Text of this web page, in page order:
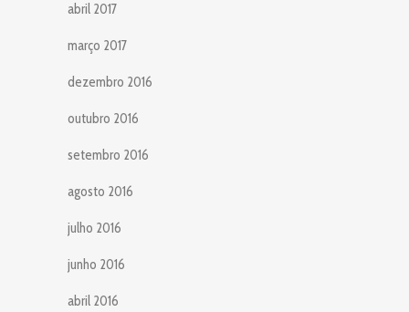
abril 2017
março 2017
dezembro 2016
outubro 2016
setembro 2016
agosto 2016
julho 2016
junho 2016
abril 2016